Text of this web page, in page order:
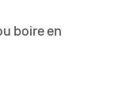
boire en